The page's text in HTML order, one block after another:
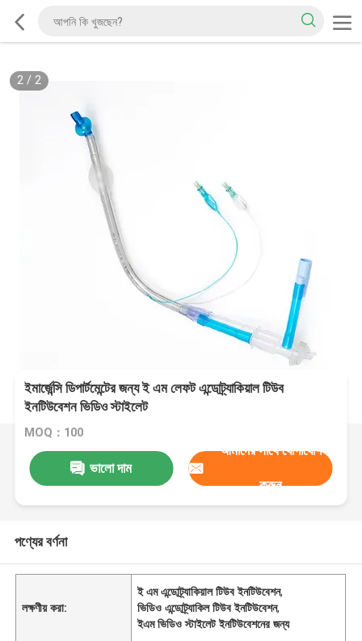
2/ 2
ইমার্জেন্সি ডিপার্টমেন্টের জন্য ই এম লেফট এন্ডোট্র্যাকিয়াল টিউব
ইনটিউবেশন ভিডিও স্টাইলেট
MOQ：100
ভালো দাম
আমাদের সাথে যোগাযোগ
করুন
পণ্যের বর্ণনা
লক্ষণীয় করা:
ই এম এন্ডোট্র্যাকিয়াল টিউব ইনটিউবেশন,
ভিডিও এন্ডোট্র্যাকিল টিউব ইনটিউবেশন,
ইএম ভিডিও স্টাইলেট ইনটিউবেশনের জন্য